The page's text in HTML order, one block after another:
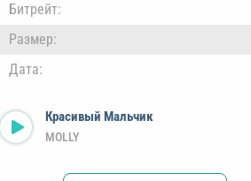
Битрейт:
Размер:
Дата:
Красивый Мальчик
MOLLY